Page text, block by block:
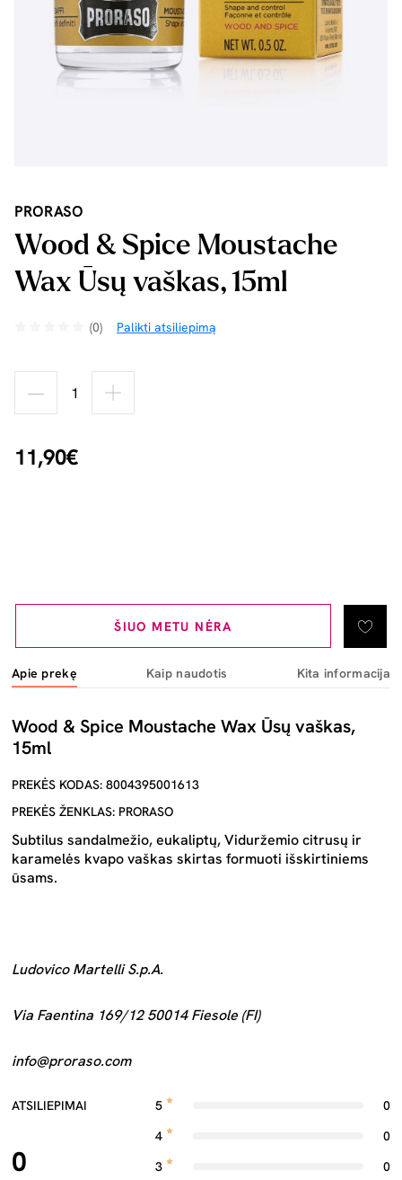
PRORASO
Wood & Spice Moustache
Wax Ūsų vaškas, 15ml
(0) Palikti atsiliepimą
11,90€
ŠIUO METU NĖRA
Apie prekę Kaip naudotis Kita informacija
Wood & Spice Moustache Wax Ūsų vaškas,
15ml
PREKĖS KODAS: 8004395001613
PREKĖS ŽENKLAS: PRORASO
Subtilus sandalmežio, eukaliptų, Viduržemio citrusų ir
karamelės kvapo vaškas skirtas formuoti išskirtiniems
ūsams.
Ludovico Martelli S.p.A.
Via Faentina 169/12 50014 Fiesole (FI)
info@proraso.com
ATSILIEPIMAI
0
5
0
4
0
3
0